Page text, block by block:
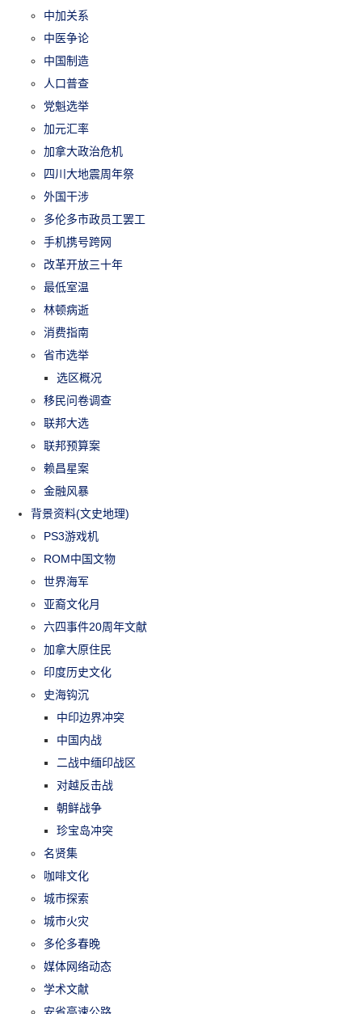
中加关系
中医争论
中国制造
人口普查
党魁选举
加元汇率
加拿大政治危机
四川大地震周年祭
外国干涉
多伦多市政员工罢工
手机携号跨网
改革开放三十年
最低室温
林顿病逝
消费指南
省市选举
选区概况
移民问卷调查
联邦大选
联邦预算案
赖昌星案
金融风暴
背景资料(文史地理)
PS3游戏机
ROM中国文物
世界海军
亚裔文化月
六四事件20周年文献
加拿大原住民
印度历史文化
史海钩沉
中印边界冲突
中国内战
二战中缅印战区
对越反击战
朝鲜战争
珍宝岛冲突
名贤集
咖啡文化
城市探索
城市火灾
多伦多春晚
媒体网络动态
学术文献